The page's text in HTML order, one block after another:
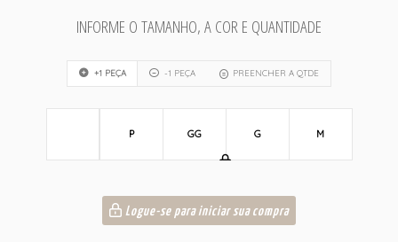
INFORME O TAMANHO, A COR E QUANTIDADE
+1 PEÇA -1 PEÇA PREENCHER A QTDE
P GG G M
Logue-se para iniciar sua compra